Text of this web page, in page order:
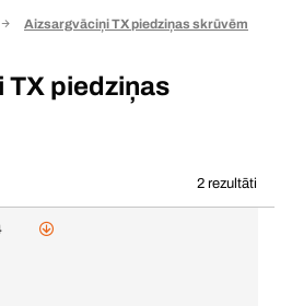
Aizsargvāciņi TX piedziņas skrūvēm
TX piedziņas
2 rezultāti